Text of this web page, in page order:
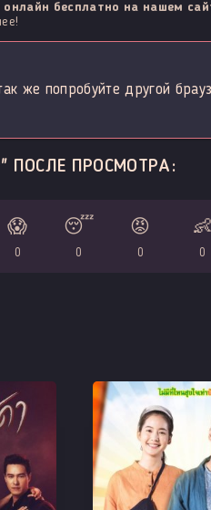
бесплатно на нашем
же попробуйте другой
ПОСЛЕ ПРОСМОТРА:
😱
0
😴
0
😡
0
👶
0